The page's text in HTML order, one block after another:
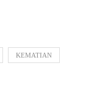
KEMATIAN